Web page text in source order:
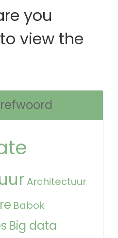
you
view the
Architectuur
Babok
Big data